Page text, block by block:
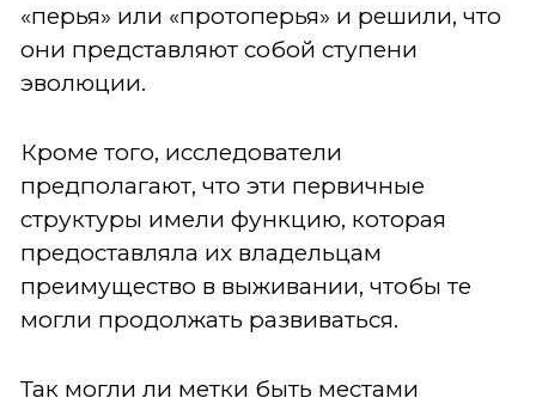
«перья» или «протоперья» и решили, что
они представляют собой ступени
эволюции.
Кроме того, исследователи
предполагают, что эти первичные
структуры имели функцию, которая
предоставляла их владельцам
преимущество в выживании, чтобы те
могли продолжать развиваться.
Так могли ли метки быть местами